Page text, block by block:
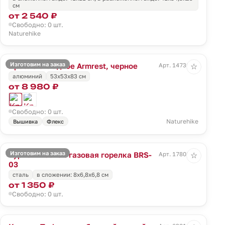
см
от 2 540 ₽
Свободно: 0 шт.
Naturehike
Изготовим на заказ
Кресло складное Armrest, черное
Арт. 14730.30
алюминий
53х53х83 см
от 8 980 ₽
Свободно: 0 шт.
Вышивка Флекс Naturehike
☆
Изготовим на заказ
Туристическая газовая горелка BRS-
03
Арт. 17808.10
сталь в сложении: 8x6,8x6,8 см
от 1 350 ₽
Свободно: 0 шт.
☆